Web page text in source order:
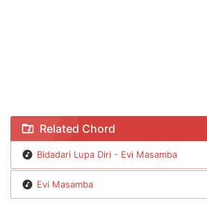
Chord Bidadari Lupa Diri - Evi Masamba
Related Chord
Bidadari Lupa Diri - Evi Masamba
Evi Masamba